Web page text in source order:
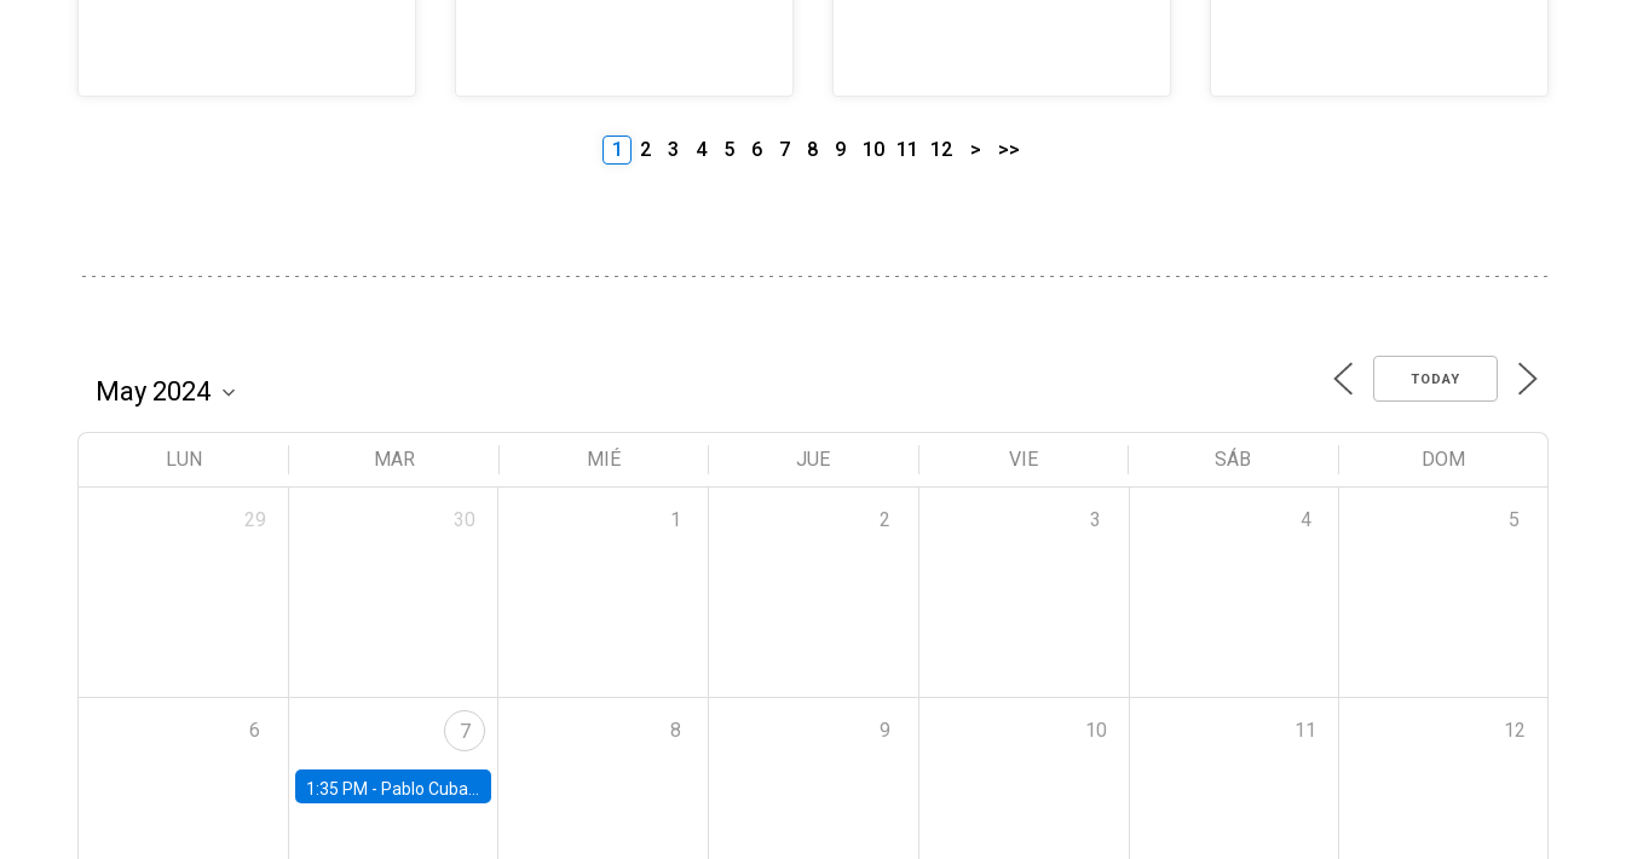
1 2 3 4 5 6 7 8 9 10 11 12 > >>
TODAY
LUN MAR MIÉ JUE VIE SÁB DOM
29 30 1 2 3 4 5
6 7
1:35 PM - Pablo Cuba, FED Board
8 9 10 11 12